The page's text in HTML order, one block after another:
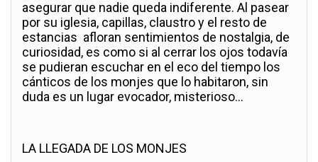
asegurar que nadie queda indiferente. Al pasear
por su iglesia, capillas, claustro y el resto de
estancias afloran sentimientos de nostalgia, de
curiosidad, es como si al cerrar los ojos todavía
se pudieran escuchar en el eco del tiempo los
cánticos de los monjes que lo habitaron, sin
duda es un lugar evocador, misterioso…
LA LLEGADA DE LOS MONJES